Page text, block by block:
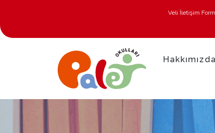
Veli İletişim
Hakkımızda